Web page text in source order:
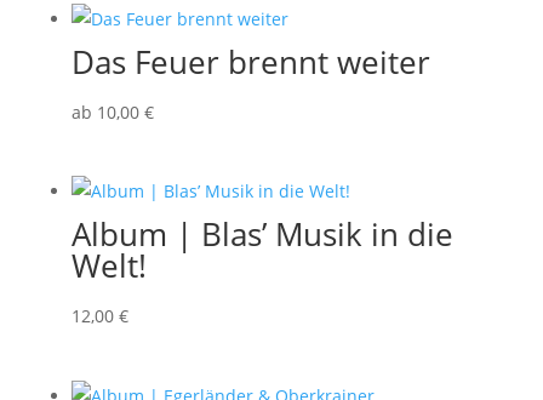
Das Feuer brennt weiter
ab 10,00 €
Album | Blas’ Musik in die
Welt!
12,00 €